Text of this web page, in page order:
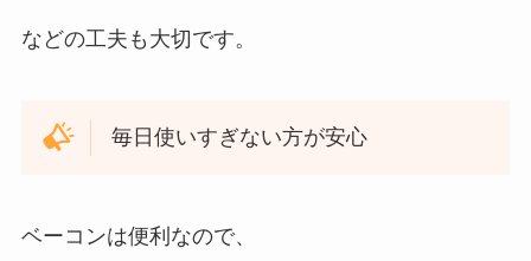
などの工夫も大切です。
毎日使いすぎない方が安心
ベーコンは便利なので、